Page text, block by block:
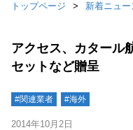
トップページ 新着ニュー
アクセス、カタール
セットなど贈呈
#関連業者 #海外
2014年10月2日